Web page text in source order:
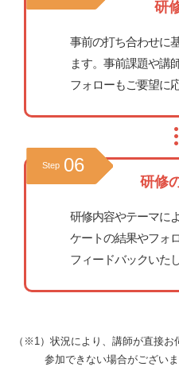
研
事前の打ち合わせに
ます。事前課題や講
フォローもご要望に
Step 06
研修
研修内容やテーマに
ケートの結果やフォ
フィードバックいたし
（※1）状況により、講師が直接
参加できない場合がございま